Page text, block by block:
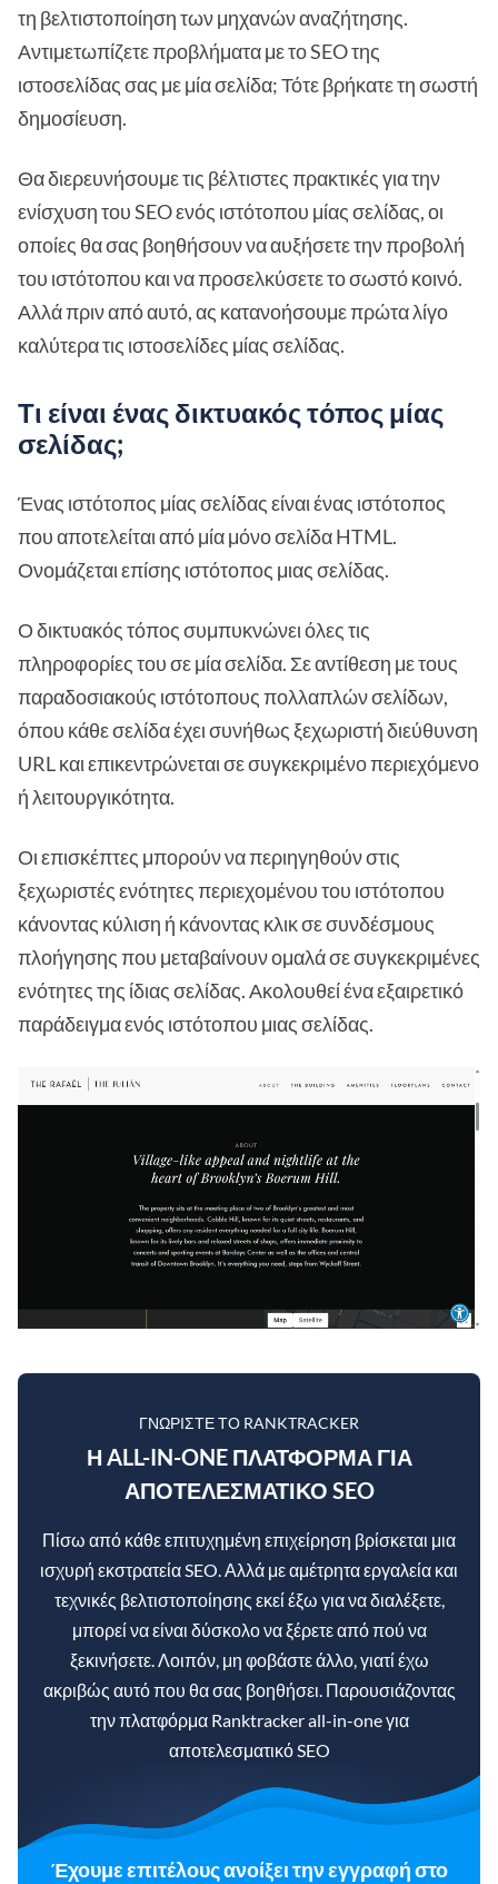
τη βελτιστοποίηση των μηχανών αναζήτησης.
Αντιμετωπίζετε προβλήματα με το SEO της
ιστοσελίδας σας με μία σελίδα; Τότε βρήκατε τη σωστή
δημοσίευση.
Θα διερευνήσουμε τις βέλτιστες πρακτικές για την
ενίσχυση του SEO ενός ιστότοπου μίας σελίδας, οι
οποίες θα σας βοηθήσουν να αυξήσετε την προβολή
του ιστότοπου και να προσελκύσετε το σωστό κοινό.
Αλλά πριν από αυτό, ας κατανοήσουμε πρώτα λίγο
καλύτερα τις ιστοσελίδες μίας σελίδας.
Τι είναι ένας δικτυακός τόπος μίας
σελίδας;
Ένας ιστότοπος μίας σελίδας είναι ένας ιστότοπος
που αποτελείται από μία μόνο σελίδα HTML.
Ονομάζεται επίσης ιστότοπος μιας σελίδας.
Ο δικτυακός τόπος συμπυκνώνει όλες τις
πληροφορίες του σε μία σελίδα. Σε αντίθεση με τους
παραδοσιακούς ιστότοπους πολλαπλών σελίδων,
όπου κάθε σελίδα έχει συνήθως ξεχωριστή διεύθυνση
URL και επικεντρώνεται σε συγκεκριμένο περιεχόμενο
ή λειτουργικότητα.
Οι επισκέπτες μπορούν να περιηγηθούν στις
ξεχωριστές ενότητες περιεχομένου του ιστότοπου
κάνοντας κύλιση ή κάνοντας κλικ σε συνδέσμους
πλοήγησης που μεταβαίνουν ομαλά σε συγκεκριμένες
ενότητες της ίδιας σελίδας. Ακολουθεί ένα εξαιρετικό
παράδειγμα ενός ιστότοπου μιας σελίδας.
ΓΝΩΡΊΣΤΕ ΤΟ RANKTRACKER
Η ALL-IN-ONE ΠΛΑΤΦΌΡΜΑ ΓΙΑ
ΑΠΟΤΕΛΕΣΜΑΤΙΚΌ SEO
Πίσω από κάθε επιτυχημένη επιχείρηση βρίσκεται μια
ισχυρή εκστρατεία SEO. Αλλά με αμέτρητα εργαλεία και
τεχνικές βελτιστοποίησης εκεί έξω για να διαλέξετε,
μπορεί να είναι δύσκολο να ξέρετε από πού να
ξεκινήσετε. Λοιπόν, μη φοβάστε άλλο, γιατί έχω
ακριβώς αυτό που θα σας βοηθήσει. Παρουσιάζοντας
την πλατφόρμα Ranktracker all-in-one για
αποτελεσματικό SEO
Έχουμε επιτέλους ανοίξει την εγγραφή στο